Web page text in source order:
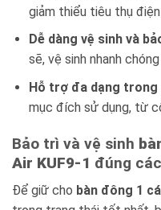
giảm thiểu tiêu thụ
Dễ dàng vệ sinh và
sẽ, vệ sinh nhanh
Hỗ trợ đa dạng trong
mục đích sử dụng, từ
Bảo trì và vệ sinh
Air KUF9-1 đúng
Để giữ cho bàn đông 1